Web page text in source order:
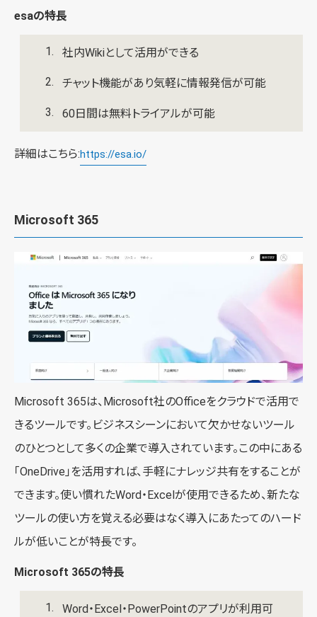
esaの特長
社内Wikiとして活用ができる
チャット機能があり気軽に情報発信が可能
60日間は無料トライアルが可能
詳細はこちら:https://esa.io/
Microsoft 365
Microsoft 365は、Microsoft社のOfficeをクラウドで活用で
きるツールです。ビジネスシーンにおいて欠かせないツール
のひとつとして多くの企業で導入されています。この中にある
「OneDrive」を活用すれば、手軽にナレッジ共有をすることが
できます。使い慣れたWord・Excelが使用できるため、新たな
ツールの使い方を覚える必要はなく導入にあたってのハード
ルが低いことが特長です。
Microsoft 365の特長
Word・Excel・PowerPointのアプリが利用可